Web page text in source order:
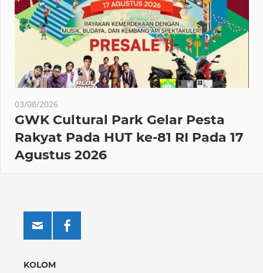
03/08/2026
GWK Cultural Park Gelar Pesta
Rakyat Pada HUT ke-81 RI Pada 17
Agustus 2026
KOLOM